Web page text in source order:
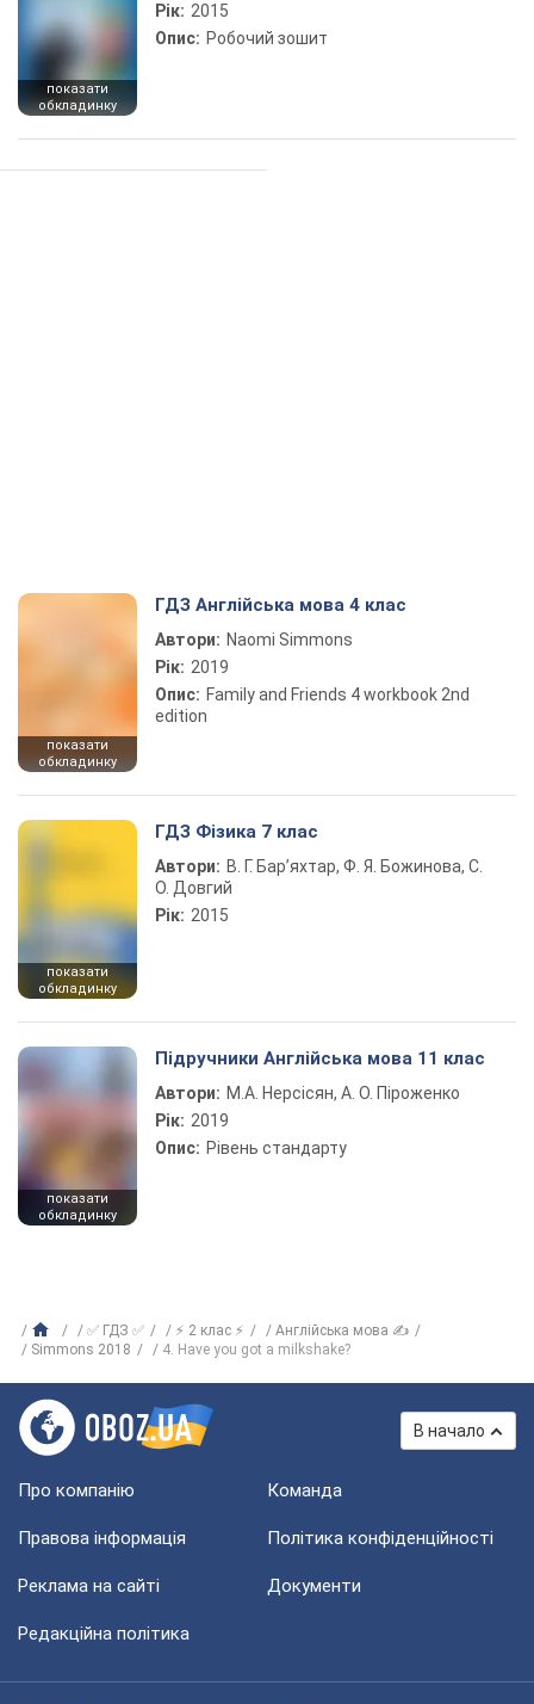
показати
обкладинку
Рік: 2015
Опис: Робочий зошит
показати
обкладинку
ГДЗ Англійська мова 4 клас
Автори: Naomi Simmons
Рік: 2019
Опис: Family and Friends 4 workbook 2nd
edition
показати
обкладинку
ГДЗ Фізика 7 клас
Автори: В. Г. Бар’яхтар, Ф. Я. Божинова, С.
О. Довгий
Рік: 2015
показати
обкладинку
Підручники Англійська мова 11 клас
Автори: М.А. Нерсісян, А. О. Піроженко
Рік: 2019
Опис: Рівень стандарту
✅ ГДЗ ✅ ⚡ 2 клас ⚡
Англійська мова ✍
Simmons 2018
4. Have you got a milkshake?
В начало
Про компанію Команда
Правова інформація Політика конфіденційності
Реклама на сайті Документи
Редакційна політика